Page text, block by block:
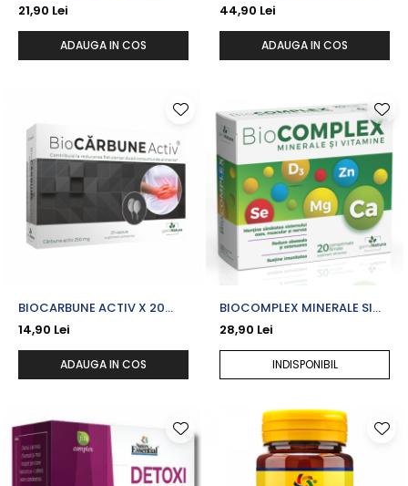
21,90 Lei
ADAUGA IN COS
44,90 Lei
ADAUGA IN COS
BIOCARBUNE ACTIV X 20
CPS.
14,90 Lei
ADAUGA IN COS
BIOCOMPLEX MINERALE SI
VITAMINE X 20 CPR. FILM.
28,90 Lei
INDISPONIBIL